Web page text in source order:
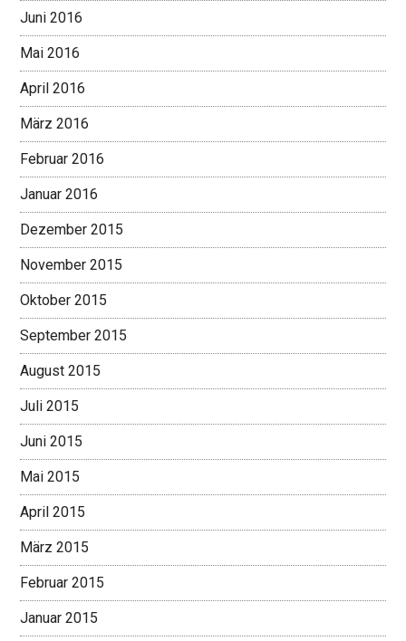
Juni 2016
Mai 2016
April 2016
März 2016
Februar 2016
Januar 2016
Dezember 2015
November 2015
Oktober 2015
September 2015
August 2015
Juli 2015
Juni 2015
Mai 2015
April 2015
März 2015
Februar 2015
Januar 2015